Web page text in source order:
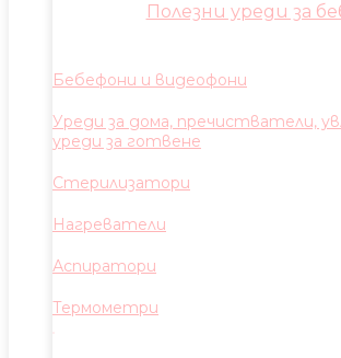
Полезни уреди за
Бебефони и видеофони
Уреди за дома, пречистватели,
уреди за готвене
Стерилизатори
Нагреватели
Аспиратори
Термометри